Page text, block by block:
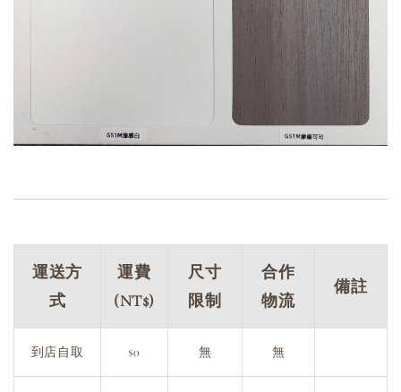
運送方
式
運費
(NT$)
尺寸
限制
合作
物流
備註
到店自取 $0 無 無